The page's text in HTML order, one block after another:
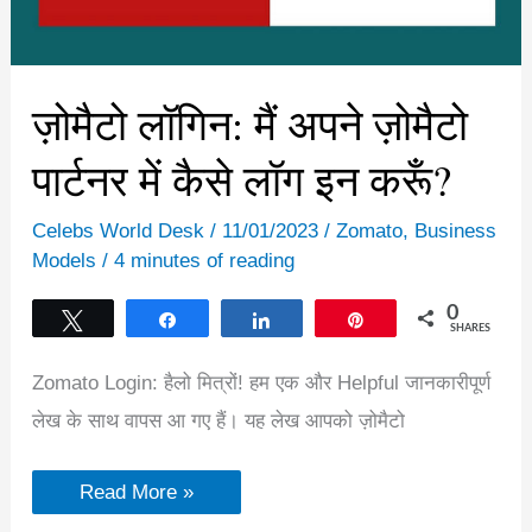
ज़ोमैटो लॉगिन: मैं अपने ज़ोमैटो
पार्टनर में कैसे लॉग इन करूँ?
Celebs World Desk / 11/01/2023 / Zomato, Business
Models / 4 minutes of reading
0
SHARES
Zomato Login: हैलो मित्रों! हम एक और Helpful जानकारीपूर्ण
लेख के साथ वापस आ गए हैं। यह लेख आपको ज़ोमैटो
ज़ोमैटो
लॉगिन:
Read More »